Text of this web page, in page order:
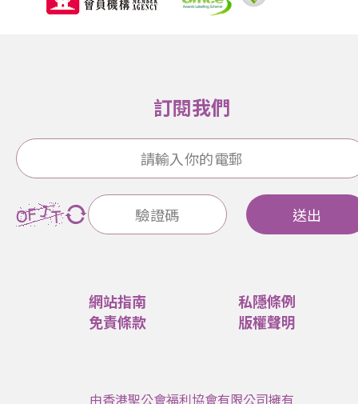
訂閱我們
送出
網站指南
私隱條例
免責條款
版權聲明
由香港聖公會福利協會有限公司擁有